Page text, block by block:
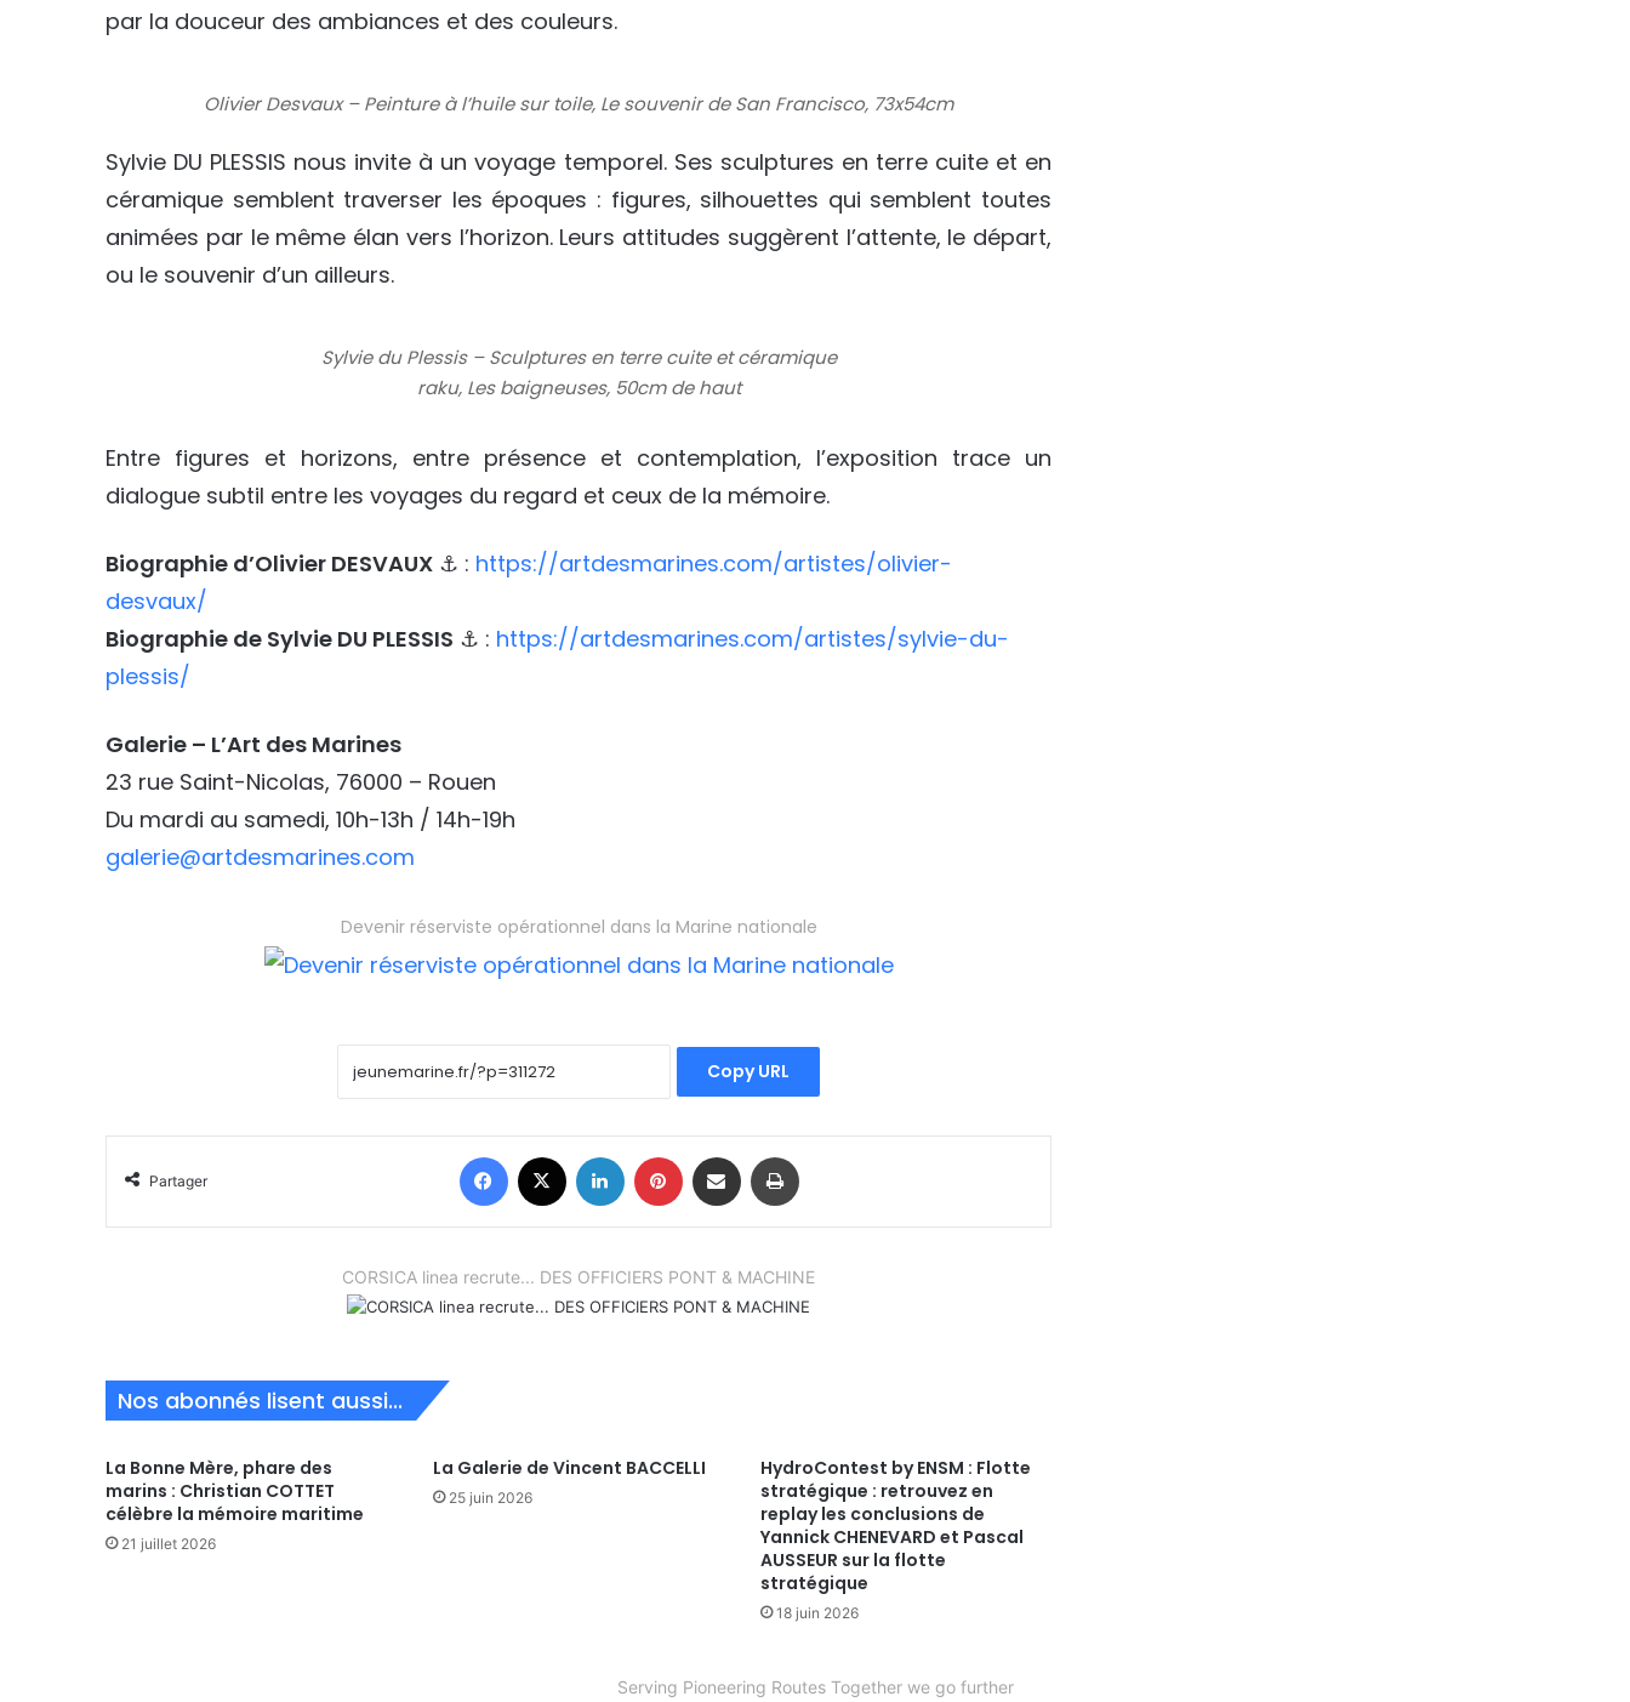
par la douceur des ambiances et des couleurs.
Olivier Desvaux – Peinture à l’huile sur toile, Le souvenir de San Francisco, 73x54cm
Sylvie DU PLESSIS nous invite à un voyage temporel. Ses sculptures en terre cuite et en
céramique semblent traverser les époques : figures, silhouettes qui semblent toutes
animées par le même élan vers l’horizon. Leurs attitudes suggèrent l’attente, le départ,
ou le souvenir d’un ailleurs.
Sylvie du Plessis – Sculptures en terre cuite et céramique
raku, Les baigneuses, 50cm de haut
Entre figures et horizons, entre présence et contemplation, l’exposition trace un
dialogue subtil entre les voyages du regard et ceux de la mémoire.
Biographie d’Olivier DESVAUX ⚓ : https://artdesmarines.com/artistes/olivier-
desvaux/
Biographie de Sylvie DU PLESSIS ⚓ : https://artdesmarines.com/artistes/sylvie-du-
plessis/
Galerie – L’Art des Marines
23 rue Saint-Nicolas, 76000 – Rouen
Du mardi au samedi, 10h-13h / 14h-19h
galerie@artdesmarines.com
Devenir réserviste opérationnel dans la Marine nationale
Copy URL
Partager
Facebook Linkedin Pinterest Partager par email
CORSICA linea recrute... DES OFFICIERS PONT & MACHINE
Nos abonnés lisent aussi...
La Bonne Mère, phare des
marins : Christian COTTET
célèbre la mémoire maritime
21 juillet 2026
La Galerie de Vincent BACCELLI
25 juin 2026
HydroContest by ENSM : Flotte
stratégique : retrouvez en
replay les conclusions de
Yannick CHENEVARD et Pascal
AUSSEUR sur la flotte
stratégique
18 juin 2026
Serving Pioneering Routes Together we go further